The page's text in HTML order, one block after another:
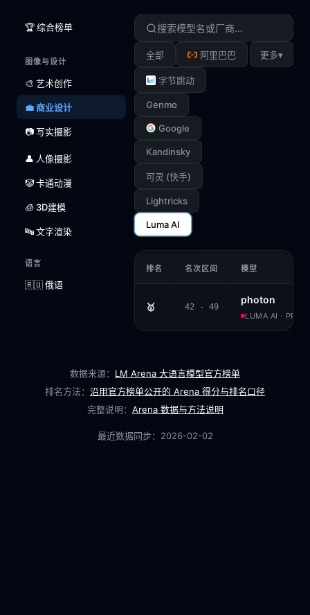
🏆 综合榜单
图像与设计
🎨 艺术创作
💼 商业设计
📷 写实摄影
👤 人像摄影
🤡 卡通动漫
🧊 3D建模
🔤 文字渲染
语言
🇷🇺 俄语
全部 阿里巴巴
字节跳动
Genmo
Google
Kandinsky
可灵 (快手)
Lightricks
Luma AI
更多▾
排名 名次区间 模型
🥇 42 - 49
photon
LUMA AI ·
数据来源： LM Arena 大语言模型官方榜单
排名方法： 沿用官方榜单公开的 Arena 得分与排名口径
完整说明： Arena 数据与方法说明
最近数据同步： 2026-02-02